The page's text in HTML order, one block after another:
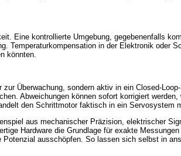
Eine kontrollierte Umgebung, gegebenenfalls
Temperaturkompensation in der Elektronik oder
könnten.
Überwachung, sondern aktiv in ein Closed-
Abweichungen können sofort korrigiert
den Schrittmotor faktisch in ein Servosystem
aus mechanischer Präzision, elektrischer
Hardware die Grundlage für exakte
Potenzial ausschöpfen. So lassen sich selbst in